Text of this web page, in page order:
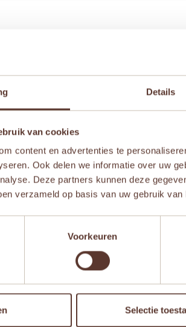
Details
van cookies
content en advertenties te
Ook delen we informatie over uw
Deze partners kunnen deze
verzameld op basis van uw gebruik van
Voorkeuren
Selectie
cadeaudoos (25 st)” te beoordelen
Vereiste velden zijn gemarkeerd met*
browser voor de volgende keer